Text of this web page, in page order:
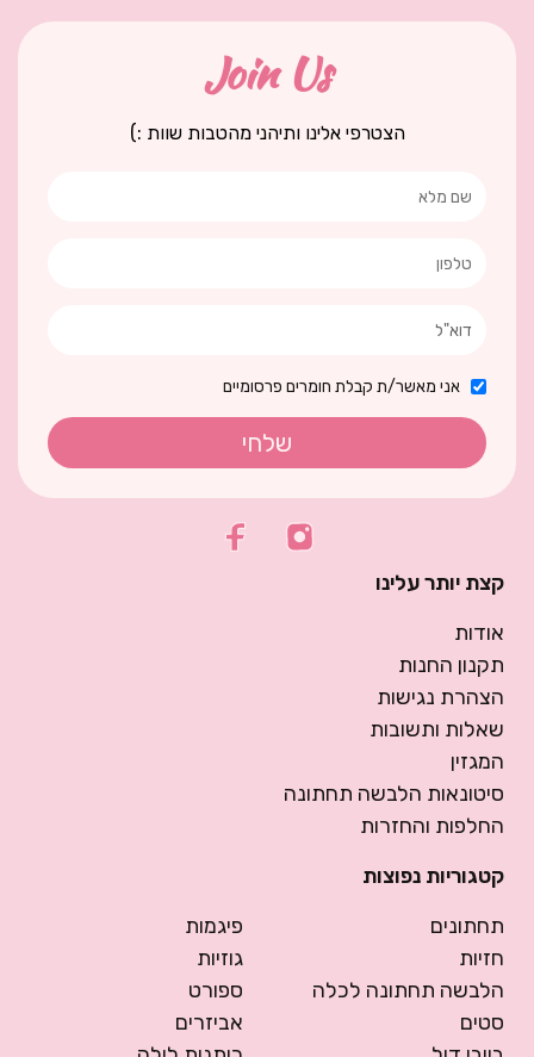
Join Us
הצטרפי אלינו ותיהני מהטבות שוות :)
אני מאשר/ת קבלת חומרים פרסומיים
שלחי
קצת יותר עלינו
אודות
תקנון החנות
הצהרת נגישות
שאלות ותשובות
המגזין
סיטונאות הלבשה תחתונה
החלפות והחזרות
קטגוריות נפוצות
תחתונים
חזיות
הלבשה תחתונה לכלה
סטים
פיגמות
גוזיות
ספורט
אביזרים